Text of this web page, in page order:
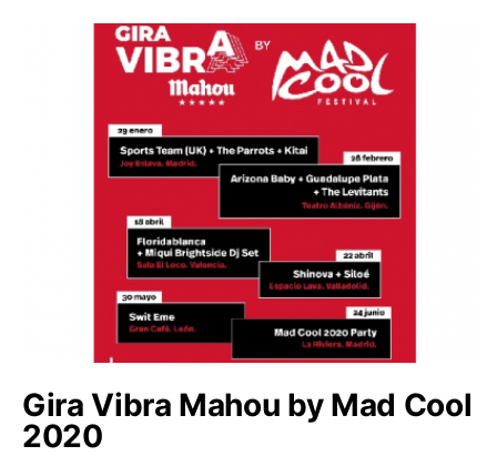
Gira Vibra Mahou by Mad Cool
2020